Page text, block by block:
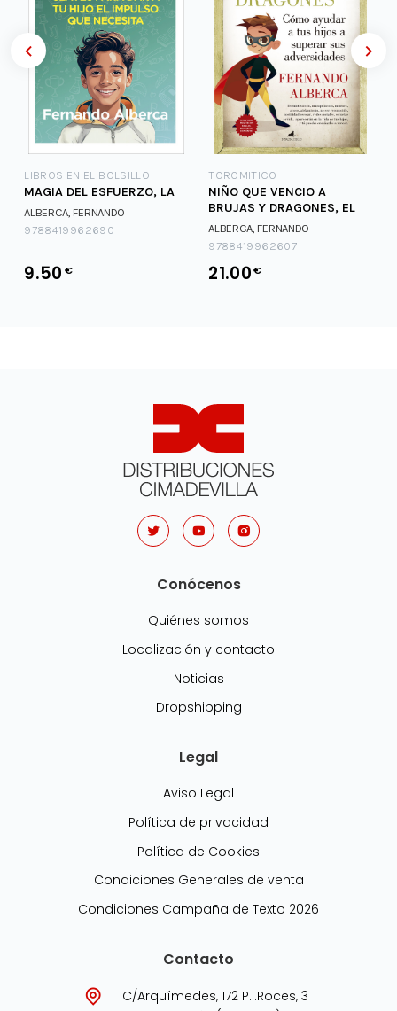
LIBROS EN EL BOLSILLO
MAGIA DEL ESFUERZO, LA
ALBERCA, FERNANDO
9788419962690
9.50 €
TOROMITICO
NIÑO QUE VENCIO A
BRUJAS Y DRAGONES, EL
ALBERCA, FERNANDO
9788419962607
21.00€
Conócenos
Quiénes somos
Localización y contacto
Noticias
Dropshipping
Legal
Aviso Legal
Política de privacidad
Política de Cookies
Condiciones Generales de venta
Condiciones Campaña de Texto 2026
Contacto
C/Arquímedes, 172 P.I.Roces, 3